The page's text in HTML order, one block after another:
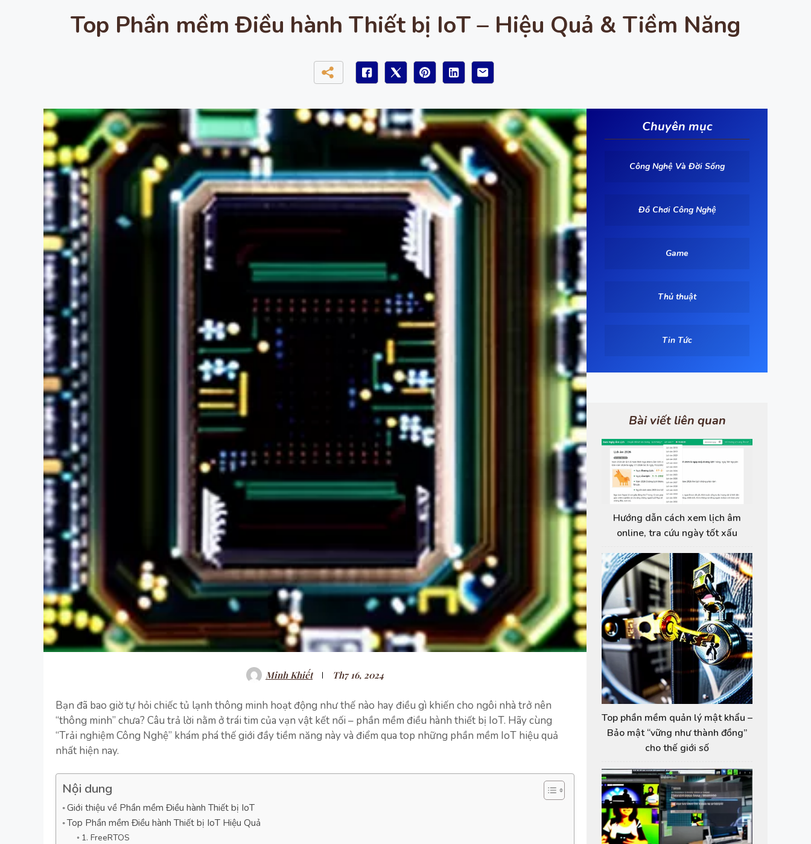
Top Phần mềm Điều hành Thiết bị IoT – Hiệu Quả & Tiềm Năng
Minh Khiết Th7 16, 2024
Bạn đã bao giờ tự hỏi chiếc tủ lạnh thông minh hoạt động như thế nào hay điều gì khiến cho ngôi nhà trở nên
“thông minh” chưa? Câu trả lời nằm ở trái tim của vạn vật kết nối – phần mềm điều hành thiết bị IoT. Hãy cùng
“Trải nghiệm Công Nghệ” khám phá thế giới đầy tiềm năng này và điểm qua top những phần mềm IoT hiệu quả
nhất hiện nay.
Nội dung
Giới thiệu về Phần mềm Điều hành Thiết bị IoT
Top Phần mềm Điều hành Thiết bị IoT Hiệu Quả
1. FreeRTOS
Chuyên mục
Công Nghệ Và Đời Sống
Đồ Chơi Công Nghệ
Game
Thủ thuật
Tin Tức
Bài viết liên quan
Hướng dẫn cách xem lịch âm
online, tra cứu ngày tốt xấu
Top phần mềm quản lý mật khẩu –
Bảo mật “vững như thành đồng”
cho thế giới số